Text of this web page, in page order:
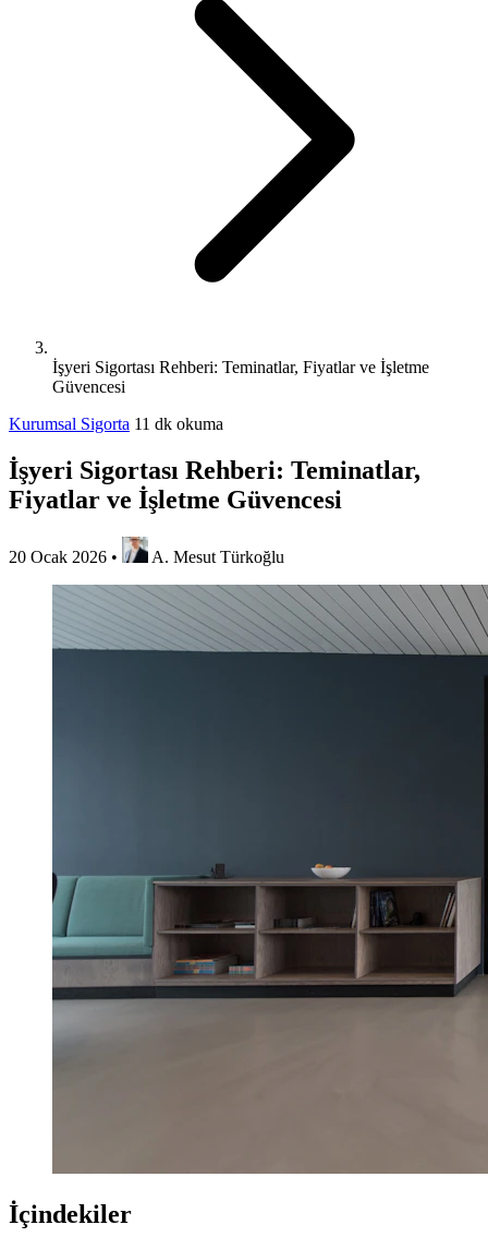
İşyeri Sigortası Rehberi: Teminatlar, Fiyatlar ve İşletme
Güvencesi
Kurumsal Sigorta 11 dk okuma
İşyeri Sigortası Rehberi: Teminatlar,
Fiyatlar ve İşletme Güvencesi
20 Ocak 2026 • A. Mesut Türkoğlu
İçindekiler